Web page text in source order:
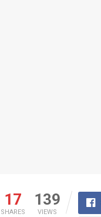
17
SHARES
139
VIEWS